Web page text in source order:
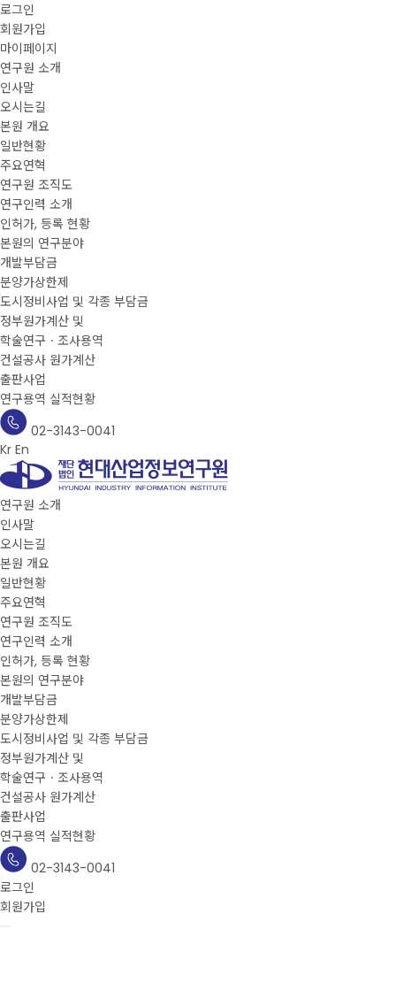
로그인
회원가입
마이페이지
연구원 소개
인사말
오시는길
본원 개요
일반현황
주요연혁
연구원 조직도
연구인력 소개
인허가, 등록 현황
본원의 연구분야
개발부담금
분양가상한제
도시정비사업 및 각종 부담금
정부원가계산 및
학술연구ㆍ조사용역
건설공사 원가계산
출판사업
연구용역 실적현황
02-3143-0041
Kr En
연구원 소개
인사말
오시는길
본원 개요
일반현황
주요연혁
연구원 조직도
연구인력 소개
인허가, 등록 현황
본원의 연구분야
개발부담금
분양가상한제
도시정비사업 및 각종 부담금
정부원가계산 및
학술연구ㆍ조사용역
건설공사 원가계산
출판사업
연구용역 실적현황
02-3143-0041
로그인
회원가입